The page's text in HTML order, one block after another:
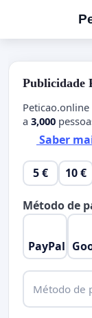
Publicidade
a 3,000
Saber
5 € 10 €
Método de
PayPal
Método de